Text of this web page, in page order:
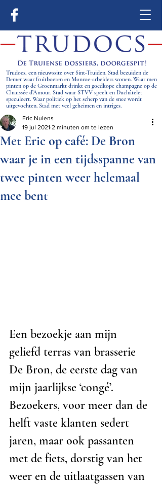
Trudocs, een nieuwssite over Sint-Truiden. Stad bezuiden de
Demer waar fruitboeren en Monroe-arbeiders wonen. Waar men
pinten op de Groenmarkt drinkt en goedkope champagne op de
Chaussée d’Amour. Stad waar STVV speelt en Duchâtelet
speculeert. Waar politiek op het scherp van de snee wordt
uitgevochten. Stad met veel geheimen en intriges.
Met Eric op café: De Bron
waar je in een tijdsspanne van
twee pinten weer helemaal
mee bent
Eric Nulens
19 jul 2021 2 minuten om te lezen
Een bezoekje aan mijn
geliefd terras van brasserie
De Bron, de eerste dag van
mijn jaarlijkse ‘congé’.
Bezoekers, voor meer dan de
helft vaste klanten sedert
jaren, maar ook passanten
met de fiets, dorstig van het
weer en de uitlaatgassen van